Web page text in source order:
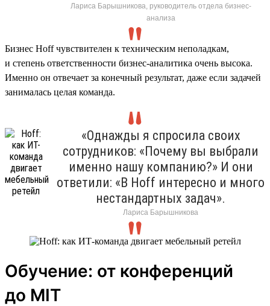
Лариса Барышникова, руководитель отдела бизнес-
анализа
Бизнес Hoff чувствителен к техническим неполадкам,
и степень ответственности бизнес-аналитика очень высока.
Именно он отвечает за конечный результат, даже если задачей
занималась целая команда.
«Однажды я спросила своих
сотрудников: «Почему вы выбрали
именно нашу компанию?» И они
ответили: «В Hoff интересно и много
нестандартных задач».
Лариса Барышникова
Обучение: от конференций
до MIT